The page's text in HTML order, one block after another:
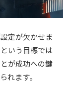
定が欠かせま
いう目標では
が成功への鍵
れます。